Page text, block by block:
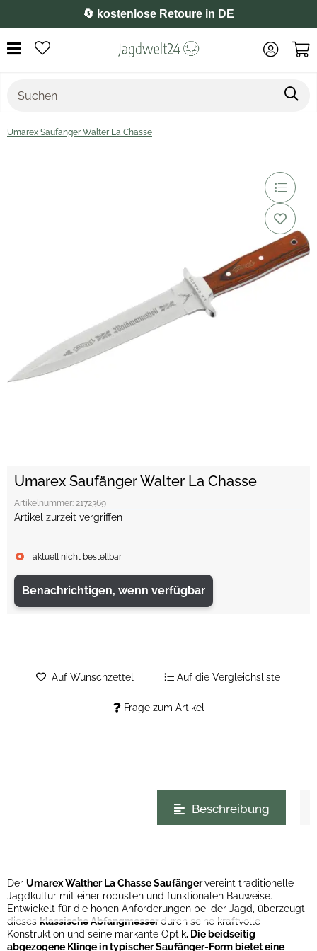
⭐️ 4,8 auf Google
Umarex Saufänger Walter La Chasse
Umarex Saufänger Walter La Chasse
Artikelnummer: 2172369
Artikel zurzeit vergriffen
aktuell nicht bestellbar
Benachrichtigen, wenn verfügbar
Frage zum Artikel
Auf Wunschzettel Auf die Vergleichsliste
Beschreibung
Der Umarex Walther La Chasse Saufängervereint traditionelle
Jagdkultur mit einer robusten und funktionalen Bauweise.
Entwickelt für die hohen Anforderungen bei der Jagd, überzeugt
dieses klassische Abfangmesserdurch seine kraftvolle
Konstruktion und seine markante Optik. Die beidseitig
abgezogene Klinge in typischer Saufänger-Form bietet eine